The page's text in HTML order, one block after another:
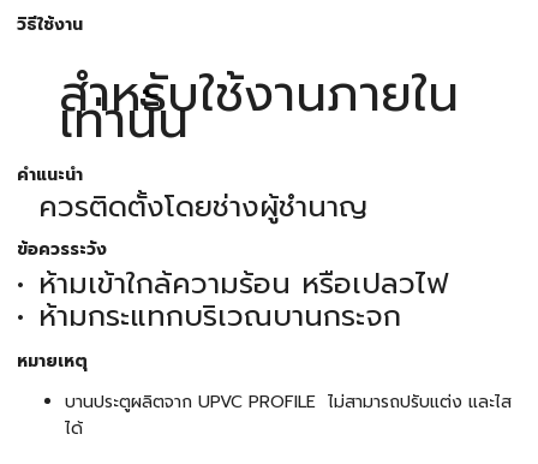
วิธีใช้งาน
สำหรับใช้งานภายใน
เท่านั้น
คำแนะนำ
ควรติดตั้งโดยช่างผู้ชำนาญ
ข้อควรระวัง
ห้ามเข้าใกล้ความร้อน หรือเปลวไฟ
ห้ามกระแทกบริเวณบานกระจก
หมายเหตุ
บานประตูผลิตจาก UPVC PROFILE ไม่สามารถปรับแต่ง และไส
ได้